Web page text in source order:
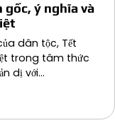
gốc, ý nghĩa và
dân tộc, Tết
trong tâm thức
dị với…